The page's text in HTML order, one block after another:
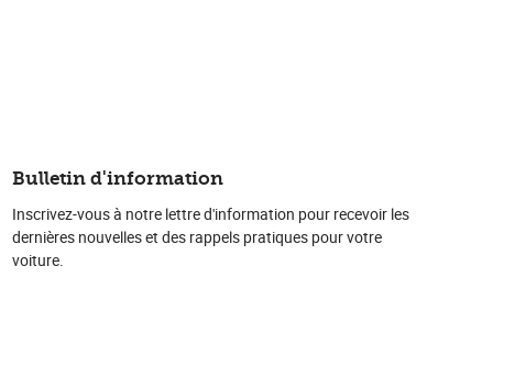
Bulletin d'information
Inscrivez-vous à notre lettre d'information pour recevoir les
dernières nouvelles et des rappels pratiques pour votre
voiture.